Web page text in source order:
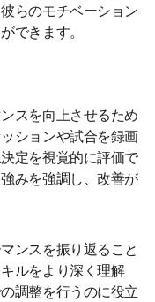
らのモチベーション
できます。
スを向上させるため
ションや試合を録画
定を視覚的に評価で
みを強調し、改善が
ンスを振り返ること
ルをより深く理解
調整を行うのに役立